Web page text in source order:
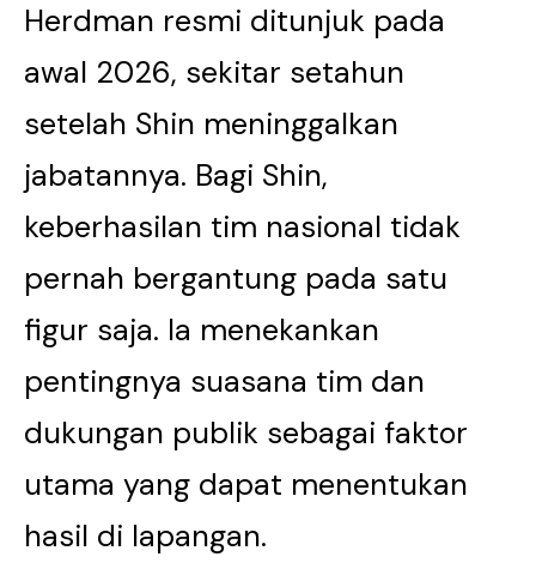
Herdman resmi ditunjuk pada
awal 2026, sekitar setahun
setelah Shin meninggalkan
jabatannya. Bagi Shin,
keberhasilan tim nasional tidak
pernah bergantung pada satu
figur saja. Ia menekankan
pentingnya suasana tim dan
dukungan publik sebagai faktor
utama yang dapat menentukan
hasil di lapangan.